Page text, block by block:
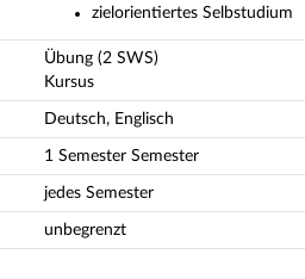
zielorientiertes Selbstudium
Übung (2 SWS)
Kursus
Deutsch, Englisch
1 Semester Semester
jedes Semester
unbegrenzt